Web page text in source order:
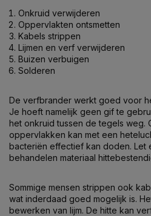
Onkruid verwijderen
Oppervlakten ontsmetten
Kabels strippen
Lijmen en verf verwijderen
Buizen verbuigen
Solderen
De verfbrander werkt goed voor
Je hoeft namelijk geen gif te
het onkruid tussen de tegels weg.
oppervlakken kan met een
bacteriën effectief kan doden. Let
behandelen materiaal
Sommige mensen strippen ook
wat inderdaad goed mogelijk is.
bewerken van lijm. De hitte kan